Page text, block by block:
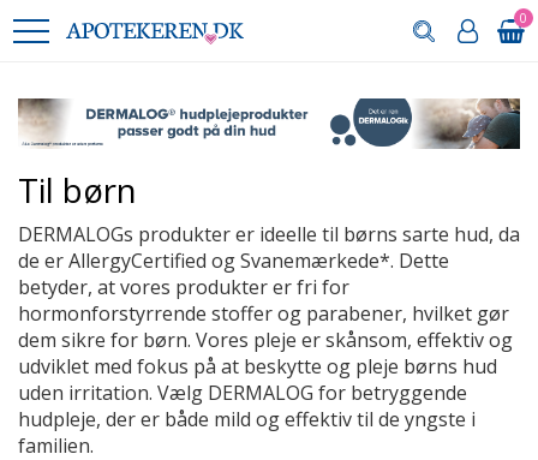
0
Til børn
DERMALOGs produkter er ideelle til børns sarte hud, da
de er AllergyCertified og Svanemærkede*. Dette
betyder, at vores produkter er fri for
hormonforstyrrende stoffer og parabener, hvilket gør
dem sikre for børn. Vores pleje er skånsom, effektiv og
udviklet med fokus på at beskytte og pleje børns hud
uden irritation. Vælg DERMALOG for betryggende
hudpleje, der er både mild og effektiv til de yngste i
familien.